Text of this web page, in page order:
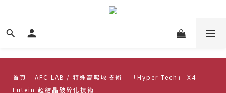
首頁 - AFC LAB / 特殊高吸收技術 - 「Hyper-Tech」 X4
Lutein 超結晶破碎化技術